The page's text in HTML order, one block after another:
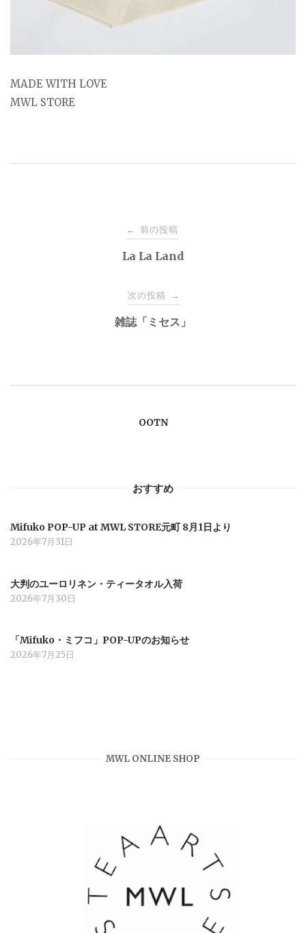
MADE WITH LOVE
MWL STORE
← 前の投稿
La La Land
次の投稿 →
雑誌「ミセス」
OOTN
おすすめ
Mifuko POP-UP at MWL STORE元町 8月1日より
2026年7月31日
大判のユーロリネン・ティータオル入荷
2026年7月30日
「Mifuko・ミフコ」POP-UPのお知らせ
2026年7月25日
MWL ONLINE SHOP